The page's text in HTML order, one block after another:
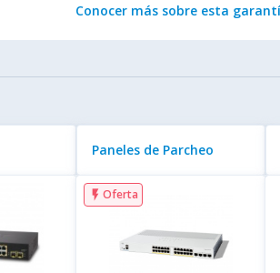
Conocer más sobre esta
Paneles de Parcheo
Oferta
flash_on